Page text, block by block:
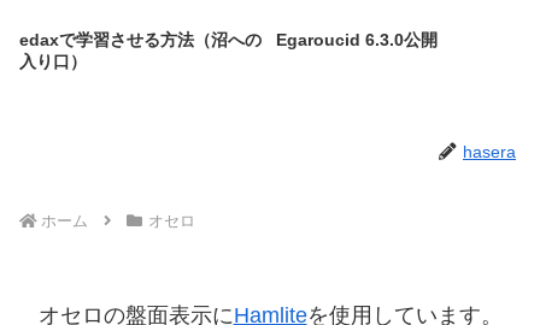
edaxで学習させる方法（沼への
入り口）
Egaroucid 6.3.0公開
hasera
ホーム オセロ
オセロの盤面表示にHamliteを使用しています。